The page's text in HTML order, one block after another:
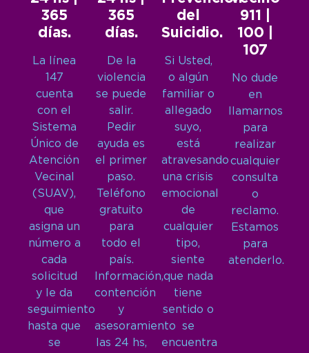
365
días.
La línea
147
cuenta
con el
Sistema
Único de
Atención
Vecinal
(SUAV),
que
asigna un
número a
cada
solicitud
y le da
seguimiento
hasta que
se
365
días.
De la
violencia
se puede
salir.
Pedir
ayuda es
el primer
paso.
Teléfono
gratuito
para
todo el
país.
Información,
contención
y
asesoramiento
las 24 hs,
del
Suicidio.
Si Usted,
o algún
familiar o
allegado
suyo,
está
atravesando
una crisis
emocional
de
cualquier
tipo,
siente
que nada
tiene
sentido o
se
encuentra
911 |
100 |
107
No dude
en
llamarnos
para
realizar
cualquier
consulta
o
reclamo.
Estamos
para
atenderlo.